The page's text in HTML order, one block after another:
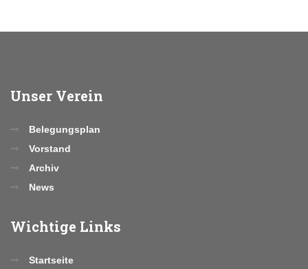
Unser Verein
Belegungsplan
Vorstand
Archiv
News
Wichtige Links
Startseite